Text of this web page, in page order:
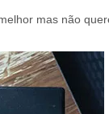
mas não